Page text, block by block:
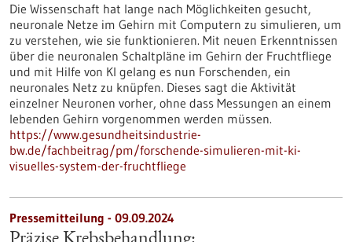
Die Wissenschaft hat lange nach Möglichkeiten gesucht,
neuronale Netze im Gehirn mit Computern zu simulieren, um
zu verstehen, wie sie funktionieren. Mit neuen Erkenntnissen
über die neuronalen Schaltpläne im Gehirn der Fruchtfliege
und mit Hilfe von KI gelang es nun Forschenden, ein
neuronales Netz zu knüpfen. Dieses sagt die Aktivität
einzelner Neuronen vorher, ohne dass Messungen an einem
lebenden Gehirn vorgenommen werden müssen.
https://www.gesundheitsindustrie-
bw.de/fachbeitrag/pm/forschende-simulieren-mit-ki-
visuelles-system-der-fruchtfliege
Pressemitteilung - 09.09.2024